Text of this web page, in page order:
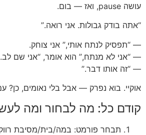
עושה pause, ואז — בום.
“אתה בודק גבולות. אני רואה.”
— “תפסיק לנתח אותי,” אני צוחק.
— “אני לא מנתח,” הוא אומר, “אני שם
— “זה אותו דבר.”
אוקיי. בוא נפרק — אבל בלי נאומים, כן?
קודם כל: מה לבחור ומה לעשות
תבחר פורמט: במה/בית/מסיבת